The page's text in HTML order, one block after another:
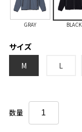
GRAY BLACK
サイズ
M L
数量